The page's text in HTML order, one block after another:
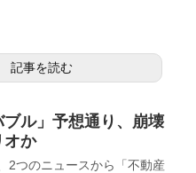
記事を読む
ブル」予想通り、崩壊
オか
2つのニュースから「不動産